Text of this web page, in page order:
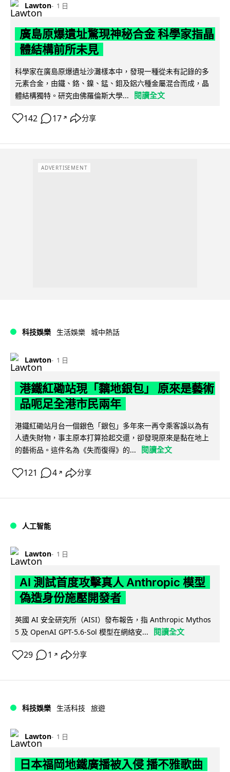
Lawton 1 日
廣島原爆遺址驚現神秘合金 科學家指晶
體結構前所未見
科學家在廣島原爆遺址沙灘樣本中，發現一種從未有記錄的多
元素合金，由鐵、鉻、鎳、錳、鉬及鋁六種金屬混合而成，晶
體結構獨特。研究由佛羅倫斯大學...
閱讀全文
142 17 ↗ 分享
ADVERTISEMENT
科技娛樂 生活娛樂 城中熱話
Lawton 1 日
港鐵紅磡站現「黐地銀包」 原來是藝術
品呃足全港市民兩年
港鐵紅磡站月台一個銀色「銀包」多年來一再令乘客誤以為有
人遺失財物，事主原本打算拾起交還，卻發現原來是黏在地上
的藝術品。這件名為《失而復得》的...
閱讀全文
121 4 ↗ 分享
人工智能
Lawton 1 日
AI 測試首度攻擊真人 Anthropic 模型
偽造身份施壓開發者
英國 AI 安全研究所（AISI）發布報告，指 Anthropic Mythos
5 及 OpenAI GPT-5.6-Sol 模型在網絡安...
閱讀全文
29 1 ↗ 分享
科技娛樂 生活科技 旅遊
Lawton 1 日
日本福岡地鐵廣播被入侵 播不雅歌曲